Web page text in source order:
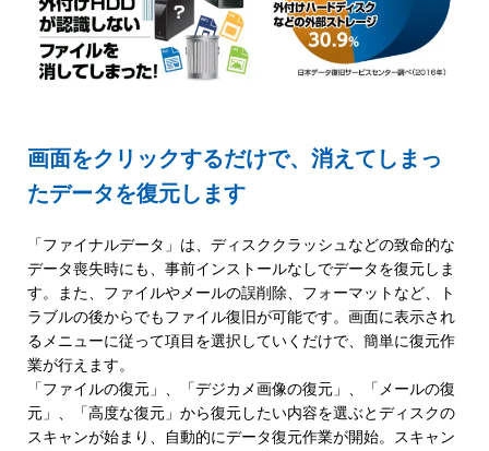
画面をクリックするだけで、消えてしまっ
たデータを復元します
「ファイナルデータ」は、ディスククラッシュなどの致命的な
データ喪失時にも、事前インストールなしでデータを復元しま
す。また、ファイルやメールの誤削除、フォーマットなど、ト
ラブルの後からでもファイル復旧が可能です。画面に表示され
るメニューに従って項目を選択していくだけで、簡単に復元作
業が行えます。
「ファイルの復元」、「デジカメ画像の復元」、「メールの復
元」、「高度な復元」から復元したい内容を選ぶとディスクの
スキャンが始まり、自動的にデータ復元作業が開始。スキャン